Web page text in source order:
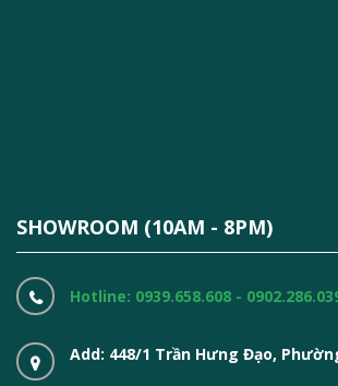
SHOWROOM (10AM - 8PM)
Hotline: 0939.658.608 -
Add: 448/1 Trần Hưng Đạo,